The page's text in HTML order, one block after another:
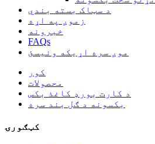
د سټاک بسته بندي
زموږ په اړه
خبرونه
FAQs
موږ سره اړیکه ونیسئ
کور
محصولات
د کارت بورډ کاغذ بکس
بکسونه د ګل بند سره
کټګورۍ